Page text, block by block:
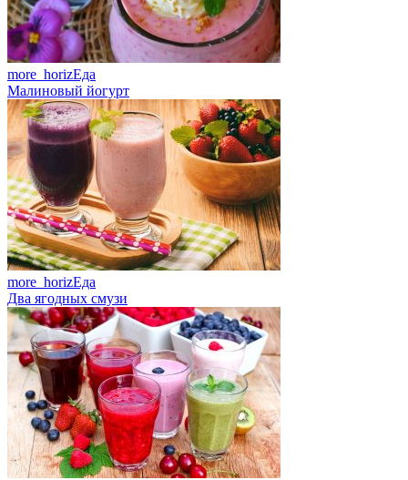
more_horizЕда
Малиновый йогурт
more_horizЕда
Два ягодных смузи